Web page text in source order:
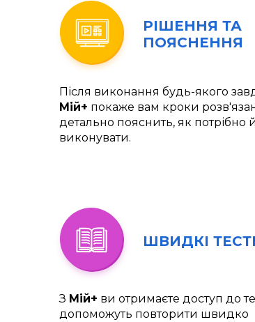
РІШЕННЯ ТА
ПОЯСНЕННЯ
Після виконання будь-якого
Мій+ покаже вам кроки
детально пояснить, як потрібно
виконувати.
ШВИДКІ
З Мій+ ви отримаєте доступ до
допоможуть повторити швидко